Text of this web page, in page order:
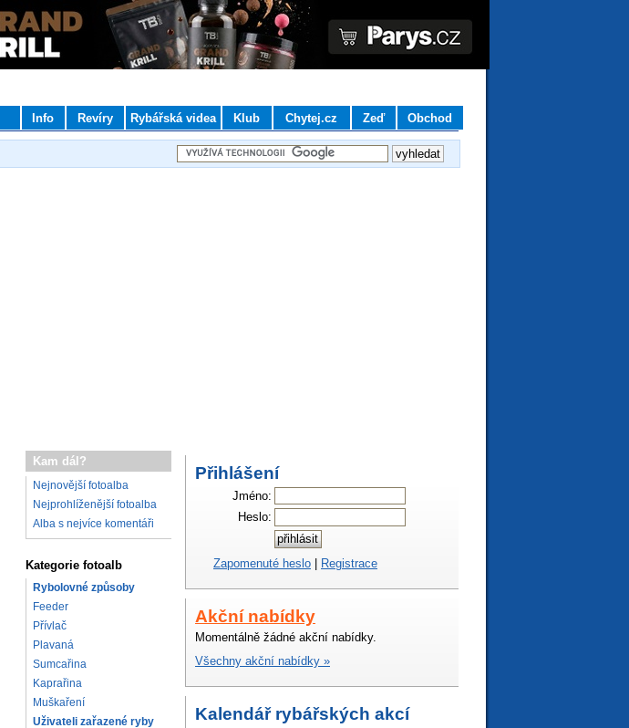
Info Revíry Rybářská videa Klub Chytej.cz Zeď Obchod
Kam dál?
Nejnovější fotoalba
Nejprohlíženější fotoalba
Alba s nejvíce komentáři
Kategorie fotoalb
Rybolovné způsoby
Feeder
Přívlač
Plavaná
Sumcařina
Kaprařina
Muškaření
Uživateli zařazené ryby
Přihlášení
Jméno:
Heslo:
Zapomenuté heslo | Registrace
Akční nabídky
Momentálně žádné akční nabídky.
Všechny akční nabídky »
Kalendář rybářských akcí